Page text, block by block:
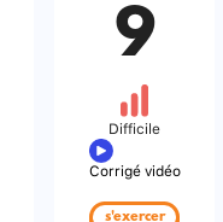
9
Difficile
Corrigé vidéo
s'exercer